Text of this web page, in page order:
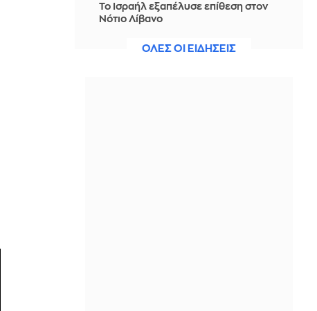
Το Ισραήλ εξαπέλυσε επίθεση στον
Νότιο Λίβανο
ΟΛΕΣ ΟΙ ΕΙΔΗΣΕΙΣ